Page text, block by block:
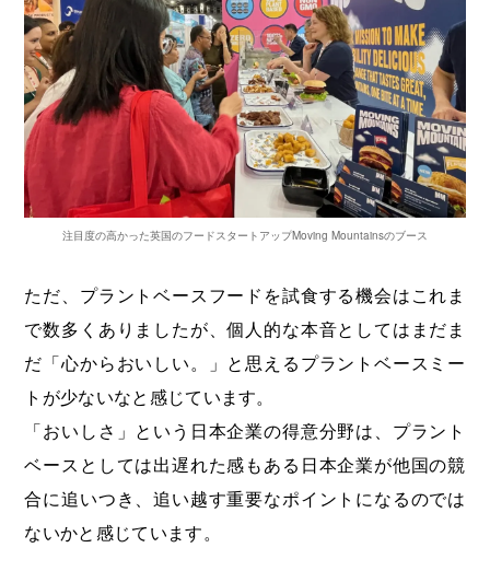
注目度の高かった英国のフードスタートアップMoving Mountainsのブース
ただ、プラントベースフードを試食する機会はこれま
で数多くありましたが、個人的な本音としてはまだま
だ「心からおいしい。」と思えるプラントベースミー
トが少ないなと感じています。
「おいしさ」という日本企業の得意分野は、プラント
ベースとしては出遅れた感もある日本企業が他国の競
合に追いつき、追い越す重要なポイントになるのでは
ないかと感じています。